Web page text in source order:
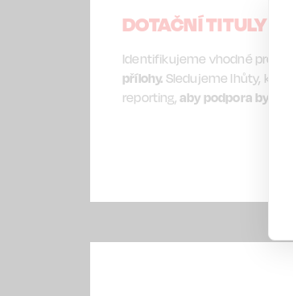
DOTAČNÍ TITULY A
Identifikujeme vhodné
přílohy. Sledujeme lhůty,
reporting, aby podpora byla